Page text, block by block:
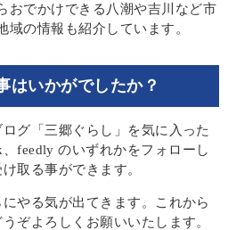
おでかけできる八潮や吉川など市
域の情報も紹介しています。
はいかがでしたか？
グ「三郷ぐらし」を気に入った
feedly のいずれかをフォローし
取る事ができます。
やる気が出てきます。これから
ぞよろしくお願いいたします。